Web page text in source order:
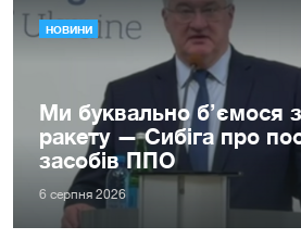
НОВИНИ
Ми буквально б’ємося
ракету — Сибіга про
засобів ППО
6 серпня 2026